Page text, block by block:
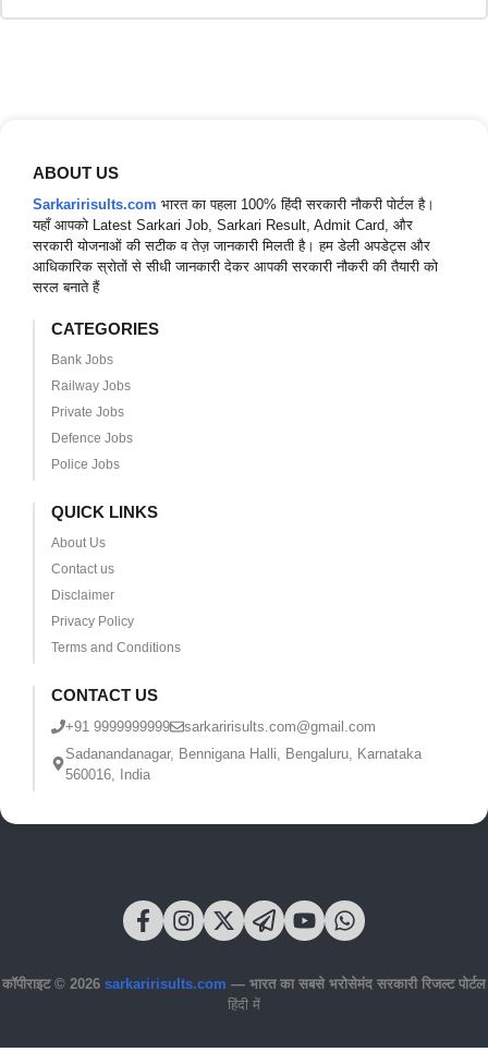
ABOUT US
Sarkaririsults.com भारत का पहला 100% हिंदी सरकारी नौकरी पोर्टल है।
यहाँ आपको Latest Sarkari Job, Sarkari Result, Admit Card, और
सरकारी योजनाओं की सटीक व तेज़ जानकारी मिलती है। हम डेली अपडेट्स और
आधिकारिक स्रोतों से सीधी जानकारी देकर आपकी सरकारी नौकरी की तैयारी को
सरल बनाते हैं
CATEGORIES
Bank Jobs
Railway Jobs
Private Jobs
Defence Jobs
Police Jobs
QUICK LINKS
About Us
Contact us
Disclaimer
Privacy Policy
Terms and Conditions
CONTACT US
+91 9999999999
sarkaririsults.com@gmail.com
Sadanandanagar, Bennigana Halli, Bengaluru, Karnataka
560016, India
कॉपीराइट © 2026 sarkaririsults.com — भारत का सबसे भरोसेमंद सरकारी रिजल्ट पोर्टल
हिंदी में